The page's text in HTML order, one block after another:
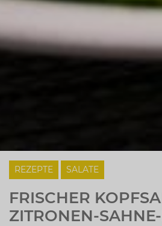
REZEPTE SALATE
FRISCHER
ZITRONEN-